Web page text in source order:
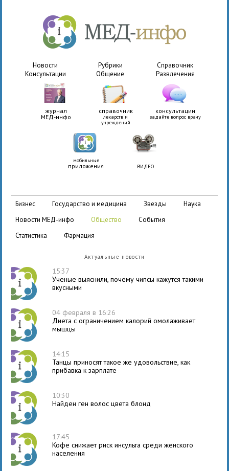
Новости Рубрики
Справочник
Консультации
Общение Развлечения
журнал
МЕД-инфо
справочник
лекарств и
учреждений
консультации
задайте вопрос врачу
мобильные
приложения ВИДЕО
бизнес государство и медицина звезды
наука
новости МЕД-инфо
общество
события
статистика
фармация
Актуальные новости
15:37
Ученые выяснили, почему чипсы кажутся такими
вкусными
04 февраля в 16:26
Диета с ограничением калорий омолаживает
мышцы
14:15
Танцы приносят такое же удовольствие, как
прибавка к зарплате
10:30
Найден ген волос цвета блонд
17:45
Кофе снижает риск инсульта среди женского
населения